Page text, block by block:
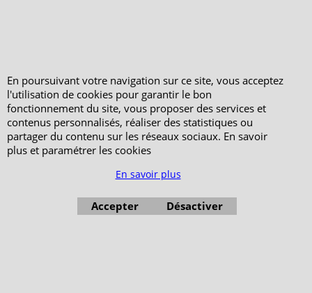
En poursuivant votre navigation sur ce site, vous acceptez
l'utilisation de cookies pour garantir le bon
fonctionnement du site, vous proposer des services et
contenus personnalisés, réaliser des statistiques ou
partager du contenu sur les réseaux sociaux. En savoir
plus et paramétrer les cookies
En savoir plus
Accepter Désactiver